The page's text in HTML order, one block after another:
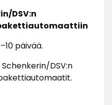
DSV:n
päivää.
DSV:n